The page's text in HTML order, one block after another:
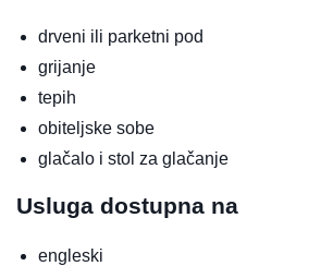
drveni ili parketni pod
grijanje
tepih
obiteljske sobe
glačalo i stol za glačanje
Usluga dostupna na
engleski